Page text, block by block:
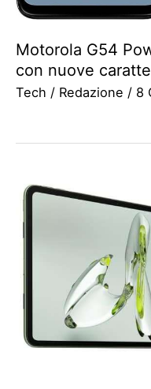
Motorola G54
con nuove
Tech / Redazione / 8